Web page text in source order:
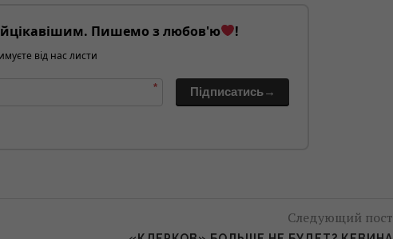
Пишемо з любов'ю !
від нас листи
* Підписатись→
Следующий пост